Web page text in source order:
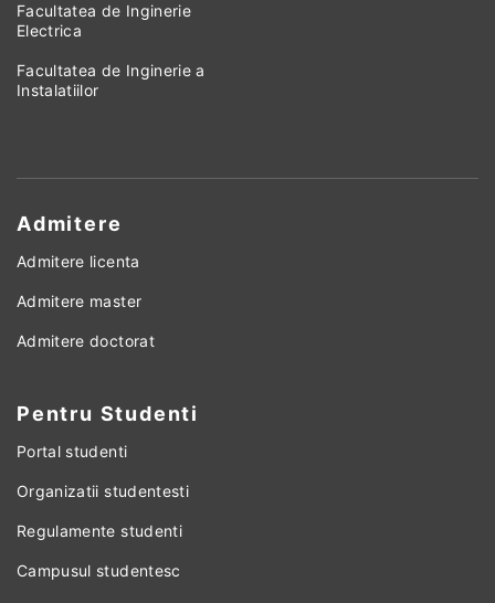
Facultatea de Inginerie
Electrica
Facultatea de Inginerie a
Instalatiilor
Admitere
Admitere licenta
Admitere master
Admitere doctorat
Pentru Studenti
Portal studenti
Organizatii studentesti
Regulamente studenti
Campusul studentesc